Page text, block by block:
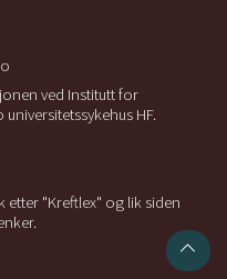
ved Institutt for
HF.
etter "Kreftlex" og lik siden